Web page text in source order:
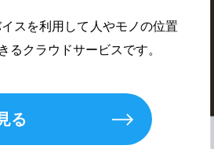
スを利用して人やモノの位置
るクラウドサービスです。
る